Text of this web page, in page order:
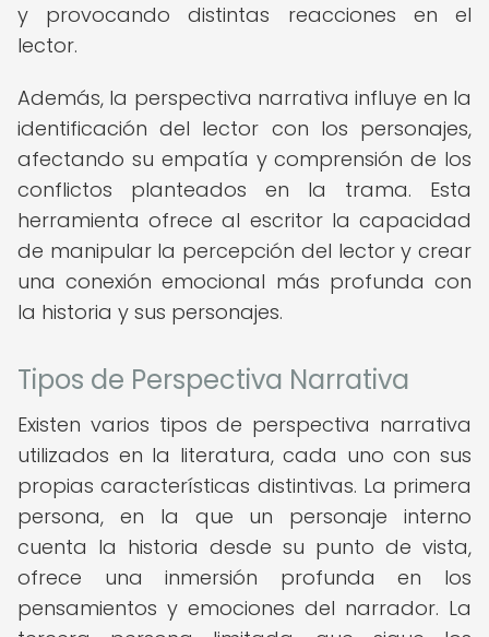
y provocando distintas reacciones en el
lector.
Además, la perspectiva narrativa influye en la
identificación del lector con los personajes,
afectando su empatía y comprensión de los
conflictos planteados en la trama. Esta
herramienta ofrece al escritor la capacidad
de manipular la percepción del lector y crear
una conexión emocional más profunda con
la historia y sus personajes.
Tipos de Perspectiva Narrativa
Existen varios tipos de perspectiva narrativa
utilizados en la literatura, cada uno con sus
propias características distintivas. La primera
persona, en la que un personaje interno
cuenta la historia desde su punto de vista,
ofrece una inmersión profunda en los
pensamientos y emociones del narrador. La